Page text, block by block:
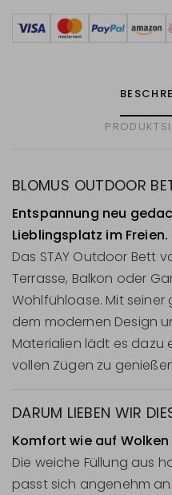
BLOMUS OUTDOOR
Entspannung neu
Lieblingsplatz im Freien.
Das STAY Outdoor Bett
Terrasse, Balkon oder
Wohlfühloase. Mit
dem modernen Design
Materialien lädt es dazu
vollen Zügen zu
DARUM LIEBEN WIR
Komfort wie auf Wolken
Die weiche Füllung aus
passt sich angenehm